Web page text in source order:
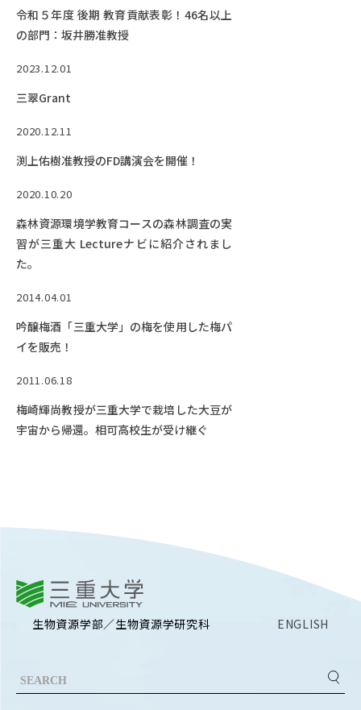
令和５年度 後期 教育貢献表彰！46名以上
の部門：坂井勝准教授
2023.12.01
三翠Grant
2020.12.11
渕上佑樹准教授のFD講演会を開催！
2020.10.20
森林資源環境学教育コースの森林調査の実
習が三重大 Lectureナビに紹介されまし
た。
2014.04.01
吟醸梅酒「三重大学」の梅を使用した梅パ
イを販売！
2011.06.18
梅崎輝尚教授が三重大学で栽培した大豆が
宇宙から帰還。相可高校生が受け継ぐ
生物資源学部／生物資源学研究科 ENGLISH